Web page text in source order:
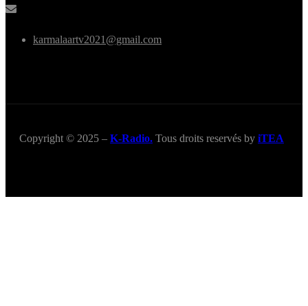
karmalaartv2021@gmail.com
Copyright © 2025 – K-Radio. Tous droits reservés by iTEA